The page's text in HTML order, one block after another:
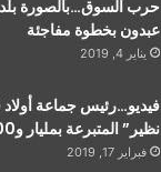
حرب السوق…بالصورة
عبدون بخطوة مفاجئة
يناير 4, 2019
فيديو…رئيس جماعة
نظير” المتبرعة بمليار و300 مليون
فبراير 17, 2019